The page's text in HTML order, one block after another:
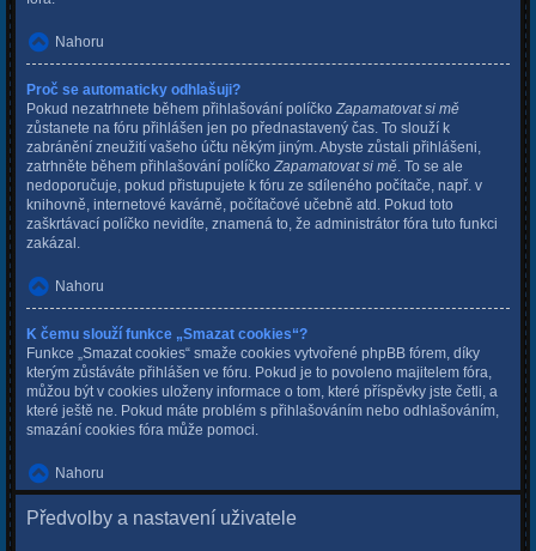
Nahoru
Proč se automaticky odhlašuji?
Pokud nezatrhnete během přihlašování políčko Zapamatovat si mě
zůstanete na fóru přihlášen jen po přednastavený čas. To slouží k
zabránění zneužití vašeho účtu někým jiným. Abyste zůstali přihlášeni,
zatrhněte během přihlašování políčko Zapamatovat si mě . To se ale
nedoporučuje, pokud přistupujete k fóru ze sdíleného počítače, např. v
knihovně, internetové kavárně, počítačové učebně atd. Pokud toto
zaškrtávací políčko nevidíte, znamená to, že administrátor fóra tuto funkci
zakázal.
Nahoru
K čemu slouží funkce „Smazat cookies“?
Funkce „Smazat cookies“ smaže cookies vytvořené phpBB fórem, díky
kterým zůstáváte přihlášen ve fóru. Pokud je to povoleno majitelem fóra,
můžou být v cookies uloženy informace o tom, které příspěvky jste četli, a
které ještě ne. Pokud máte problém s přihlašováním nebo odhlašováním,
smazání cookies fóra může pomoci.
Nahoru
Předvolby a nastavení uživatele